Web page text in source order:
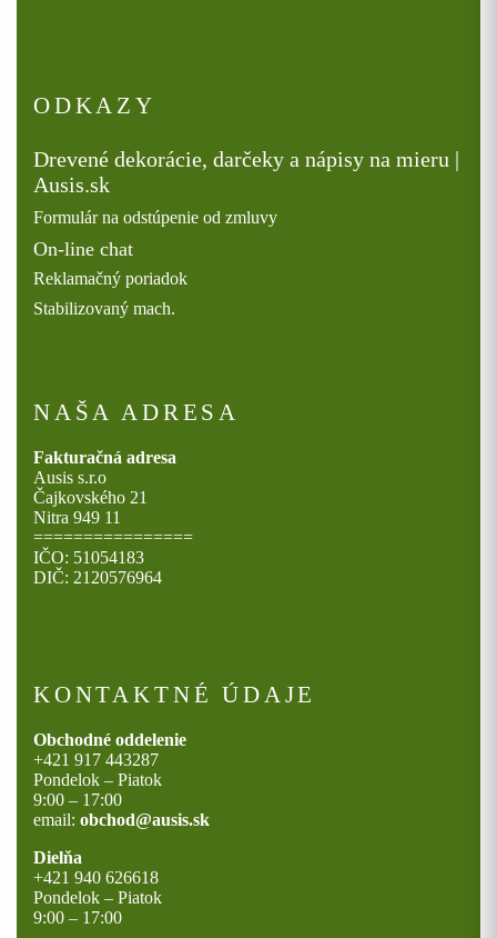
ODKAZY
Drevené dekorácie, darčeky a nápisy na mieru |
Ausis.sk
Formulár na odstúpenie od zmluvy
On-line chat
Reklamačný poriadok
Stabilizovaný mach.
NAŠA ADRESA
Fakturačná adresa
Ausis s.r.o
Čajkovského 21
Nitra 949 11
================
IČO: 51054183
DIČ: 2120576964
KONTAKTNÉ ÚDAJE
Obchodné oddelenie
+421 917 443287
Pondelok – Piatok
9:00 – 17:00
email: obchod@ausis.sk
Dielňa
+421 940 626618
Pondelok – Piatok
9:00 – 17:00